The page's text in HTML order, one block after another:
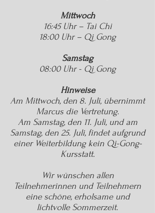
Mittwoch
16:45 Uhr – Tai Chi
18:00 Uhr – Qi Gong
Samstag
08:00 Uhr - Qi Gong
Hinweise
Am Mittwoch, den 8. Juli, übernimmt
Marcus die Vertretung.
Am Samstag, den 11. Juli, und am
Samstag, den 25. Juli, findet aufgrund
einer Weiterbildung kein Qi-Gong-
Kursstatt.
Wir wünschen allen
Teilnehmerinnen und Teilnehmern
eine schöne, erholsame und
lichtvolle Sommerzeit.